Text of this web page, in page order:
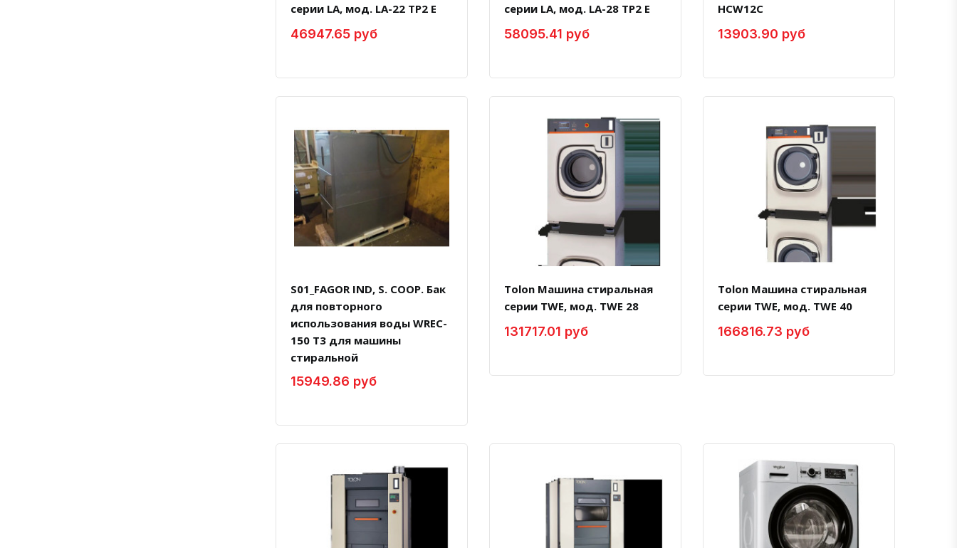
серии LA, мод. LA-22 TP2 E
46947.65 руб
серии LA, мод. LA-28 TP2 E
58095.41 руб
HCW12C
13903.90 руб
S01_FAGOR IND, S. COOP. Бак
для повторного
использования воды WREC-
150 T3 для машины
стиральной
15949.86 руб
Tolon Машина стиральная
серии TWE, мод. TWE 28
131717.01 руб
Tolon Машина стиральная
серии TWE, мод. TWE 40
166816.73 руб